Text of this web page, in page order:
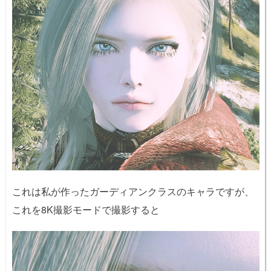
これは私が作ったガーディアンクラスのキャラですが、
これを8K撮影モードで撮影すると